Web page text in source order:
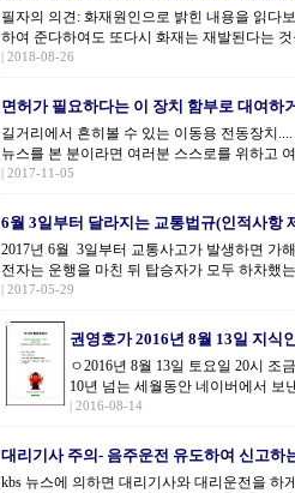
필자의 의견: 화재원인으로 밝힌 내용을 읽다
하여 준다하여도 또다시 화재는 재발된다는
| 2018-08-26
면허가 필요하다는 이 장치 함부로 대여하
길거리에서 흔히볼 수 있는 이동용 전동장치
뉴스를 본 분이라면 여러분 스스로를 위하고
| 2017-11-05
6월 3일부터 달라지는 교통법규(인적사항
2017년 6월 3일부터 교통사고가 발생하면 가
전자는 운행을 마친 뒤 탑승자가 모두 하차했
| 2017-05-29
권영호가 2016년 8월 13일 지식
ㅇ2016년 8월 13일 토요일 20시
10년 넘는 세월동안 네이버에서 보
| 2016-08-14
대리기사 주의- 음주운전 유도하여 신고하
kbs 뉴스에 의하면 대리기사와 대리운전을 하